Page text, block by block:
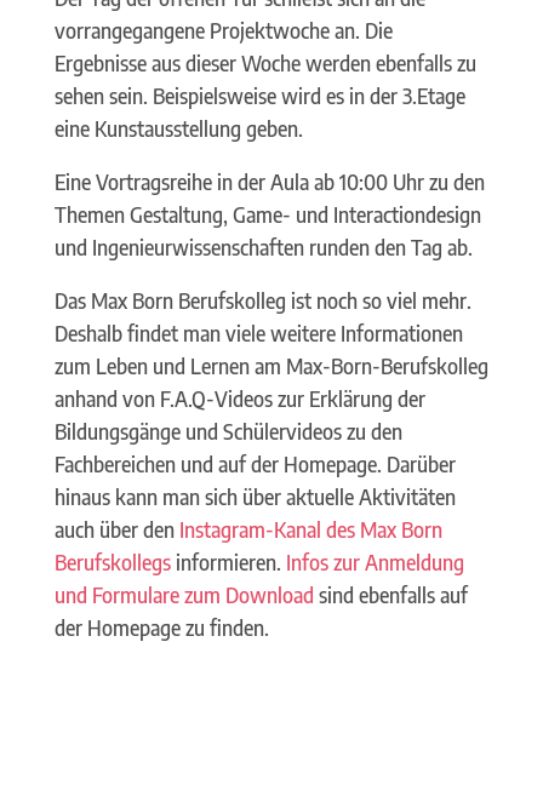
vorrangegangene Projektwoche an. Die
Ergebnisse aus dieser Woche werden ebenfalls zu
sehen sein. Beispielsweise wird es in der 3.Etage
eine Kunstausstellung geben.
Eine Vortragsreihe in der Aula ab 10:00 Uhr zu den
Themen Gestaltung, Game- und Interactiondesign
und Ingenieurwissenschaften runden den Tag ab.
Das Max Born Berufskolleg ist noch so viel mehr.
Deshalb findet man viele weitere Informationen
zum Leben und Lernen am Max-Born-Berufskolleg
anhand von F.A.Q-Videos zur Erklärung der
Bildungsgänge und Schülervideos zu den
Fachbereichen und auf der Homepage. Darüber
hinaus kann man sich über aktuelle Aktivitäten
auch über den Instagram-Kanal des Max Born
Berufskollegsinformieren. Infos zur Anmeldung
und Formulare zum Download sind ebenfalls auf
der Homepage zu finden.